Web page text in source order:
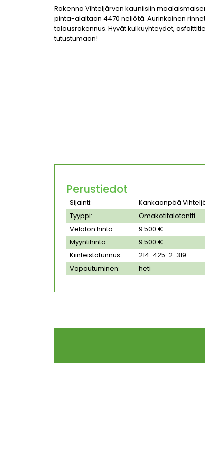
Rakenna Vihteljärven kauniisiin
pinta-alaltaan 4470 neliötä. Aurinkoinen
talousrakennus. Hyvät kulkuyhteydet,
tutustumaan!
Perustiedot
Sijainti:
Kankaanpää
Tyyppi:
Omakotitalotontti
Velaton hinta:
9 500 €
Myyntihinta:
9 500 €
Kiinteistötunnus
214-425-2-319
Vapautuminen:
heti